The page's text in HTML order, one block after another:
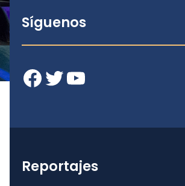
Síguenos
Facebook Twitter YouTube
Reportajes